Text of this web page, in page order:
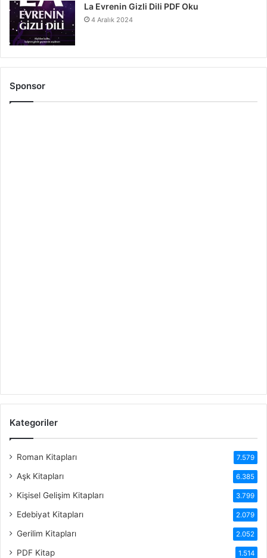
La Evrenin Gizli Dili PDF Oku
4 Aralık 2024
Sponsor
Kategoriler
Roman Kitapları 7.579
Aşk Kitapları 6.385
Kişisel Gelişim Kitapları 3.799
Edebiyat Kitapları 2.079
Gerilim Kitapları 2.052
PDF Kitap 1.514